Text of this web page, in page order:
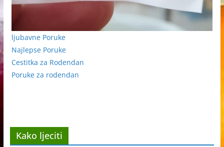
ljubavne Poruke
Najlepse Poruke
Cestitka za Rodendan
Poruke za rodendan
Kako ljeciti